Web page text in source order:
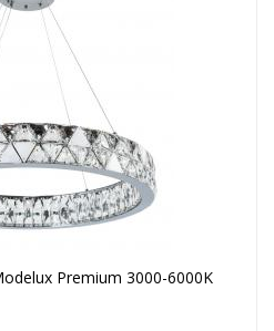
Premium 3000-6000K